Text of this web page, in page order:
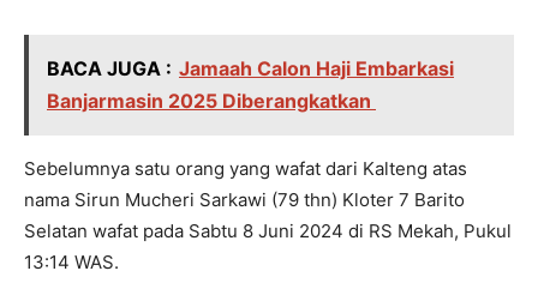
BACA JUGA : Jamaah Calon Haji Embarkasi
Banjarmasin 2025 Diberangkatkan
Sebelumnya satu orang yang wafat dari Kalteng atas
nama Sirun Mucheri Sarkawi (79 thn) Kloter 7 Barito
Selatan wafat pada Sabtu 8 Juni 2024 di RS Mekah, Pukul
13:14 WAS.